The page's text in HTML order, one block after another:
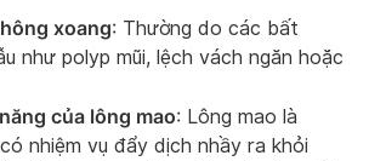
xoang: Thường do các bất
như polyp mũi, lệch vách ngăn hoặc
của lông mao: Lông mao là
nhiệm vụ đẩy dịch nhầy ra khỏi